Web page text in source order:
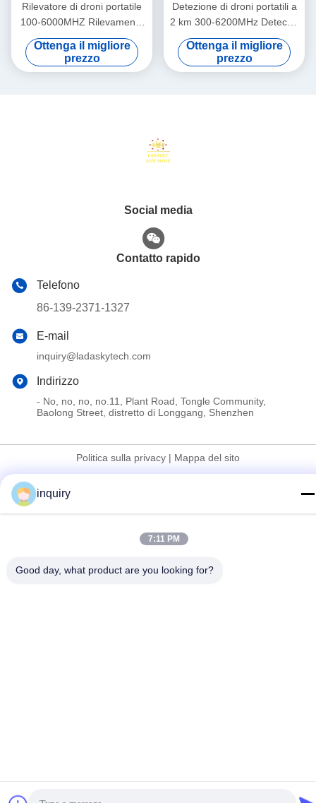
Rilevatore di droni portatile
100-6000MHZ Rilevamento
a banda larga 2-3KM
Localizzazione
Posizionamento con
Ottenga il migliore
prezzo
Detezione di droni portatili a
2 km 300-6200MHz Detector
di droni a doppia modalità
con avviso e monitoraggio
super precoci Ampia gamma
Ottenga il migliore
prezzo
Social media
Contatto rapido
Telefono
86-139-2371-1327
E-mail
inquiry@ladaskytech.com
Indirizzo
- No, no, no, no.11, Plant Road, Tongle Community,
Baolong Street, distretto di Longgang, Shenzhen
Politica sulla privacy | Mappa del sito
La Cina va bene. Qualità Sistema anti drone Fornitore. 2024-
2026 Shenzhen Ladasky Technology Co.，Ltd Tutti. Tutti i diritti
riservati.
inquiry
7:11 PM
Good day, what product are you looking for?